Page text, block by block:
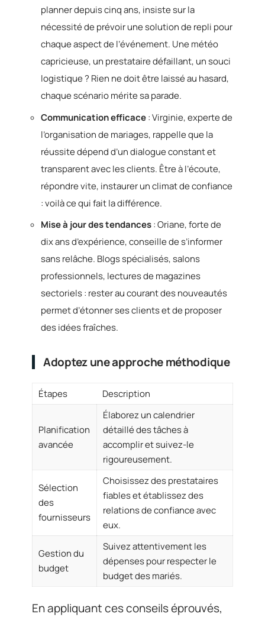
planner depuis cinq ans, insiste sur la
nécessité de prévoir une solution de repli pour
chaque aspect de l’événement. Une météo
capricieuse, un prestataire défaillant, un souci
logistique ? Rien ne doit être laissé au hasard,
chaque scénario mérite sa parade.
Communication efficace: Virginie, experte de
l’organisation de mariages, rappelle que la
réussite dépend d’un dialogue constant et
transparent avec les clients. Être à l’écoute,
répondre vite, instaurer un climat de confiance
: voilà ce qui fait la différence.
Mise à jour des tendances: Oriane, forte de
dix ans d’expérience, conseille de s’informer
sans relâche. Blogs spécialisés, salons
professionnels, lectures de magazines
sectoriels : rester au courant des nouveautés
permet d’étonner ses clients et de proposer
des idées fraîches.
Adoptez une approche méthodique
Étapes Description
Planification
avancée
Élaborez un calendrier
détaillé des tâches à
accomplir et suivez-le
rigoureusement.
Sélection
des
fournisseurs
Choisissez des prestataires
fiables et établissez des
relations de confiance avec
eux.
Gestion du
budget
Suivez attentivement les
dépenses pour respecter le
budget des mariés.
En appliquant ces conseils éprouvés,